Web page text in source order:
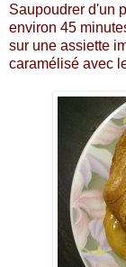
Saupoudrer d'un
environ 45
sur une assiette
caramélisé avec